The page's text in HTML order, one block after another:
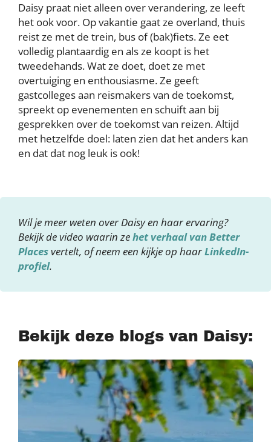
Daisy praat niet alleen over verandering, ze leeft
het ook voor. Op vakantie gaat ze overland, thuis
reist ze met de trein, bus of (bak)fiets. Ze eet
volledig plantaardig en als ze koopt is het
tweedehands. Wat ze doet, doet ze met
overtuiging en enthousiasme. Ze geeft
gastcolleges aan reismakers van de toekomst,
spreekt op evenementen en schuift aan bij
gesprekken over de toekomst van reizen. Altijd
met hetzelfde doel: laten zien dat het anders kan
en dat dat nog leuk is ook!
Wil je meer weten over Daisy en haar ervaring?
Bekijk de video waarin zehet verhaal van Better
Placesvertelt, of neem een kijkje op haarLinkedIn-
profiel.
Bekijk deze blogs van Daisy: